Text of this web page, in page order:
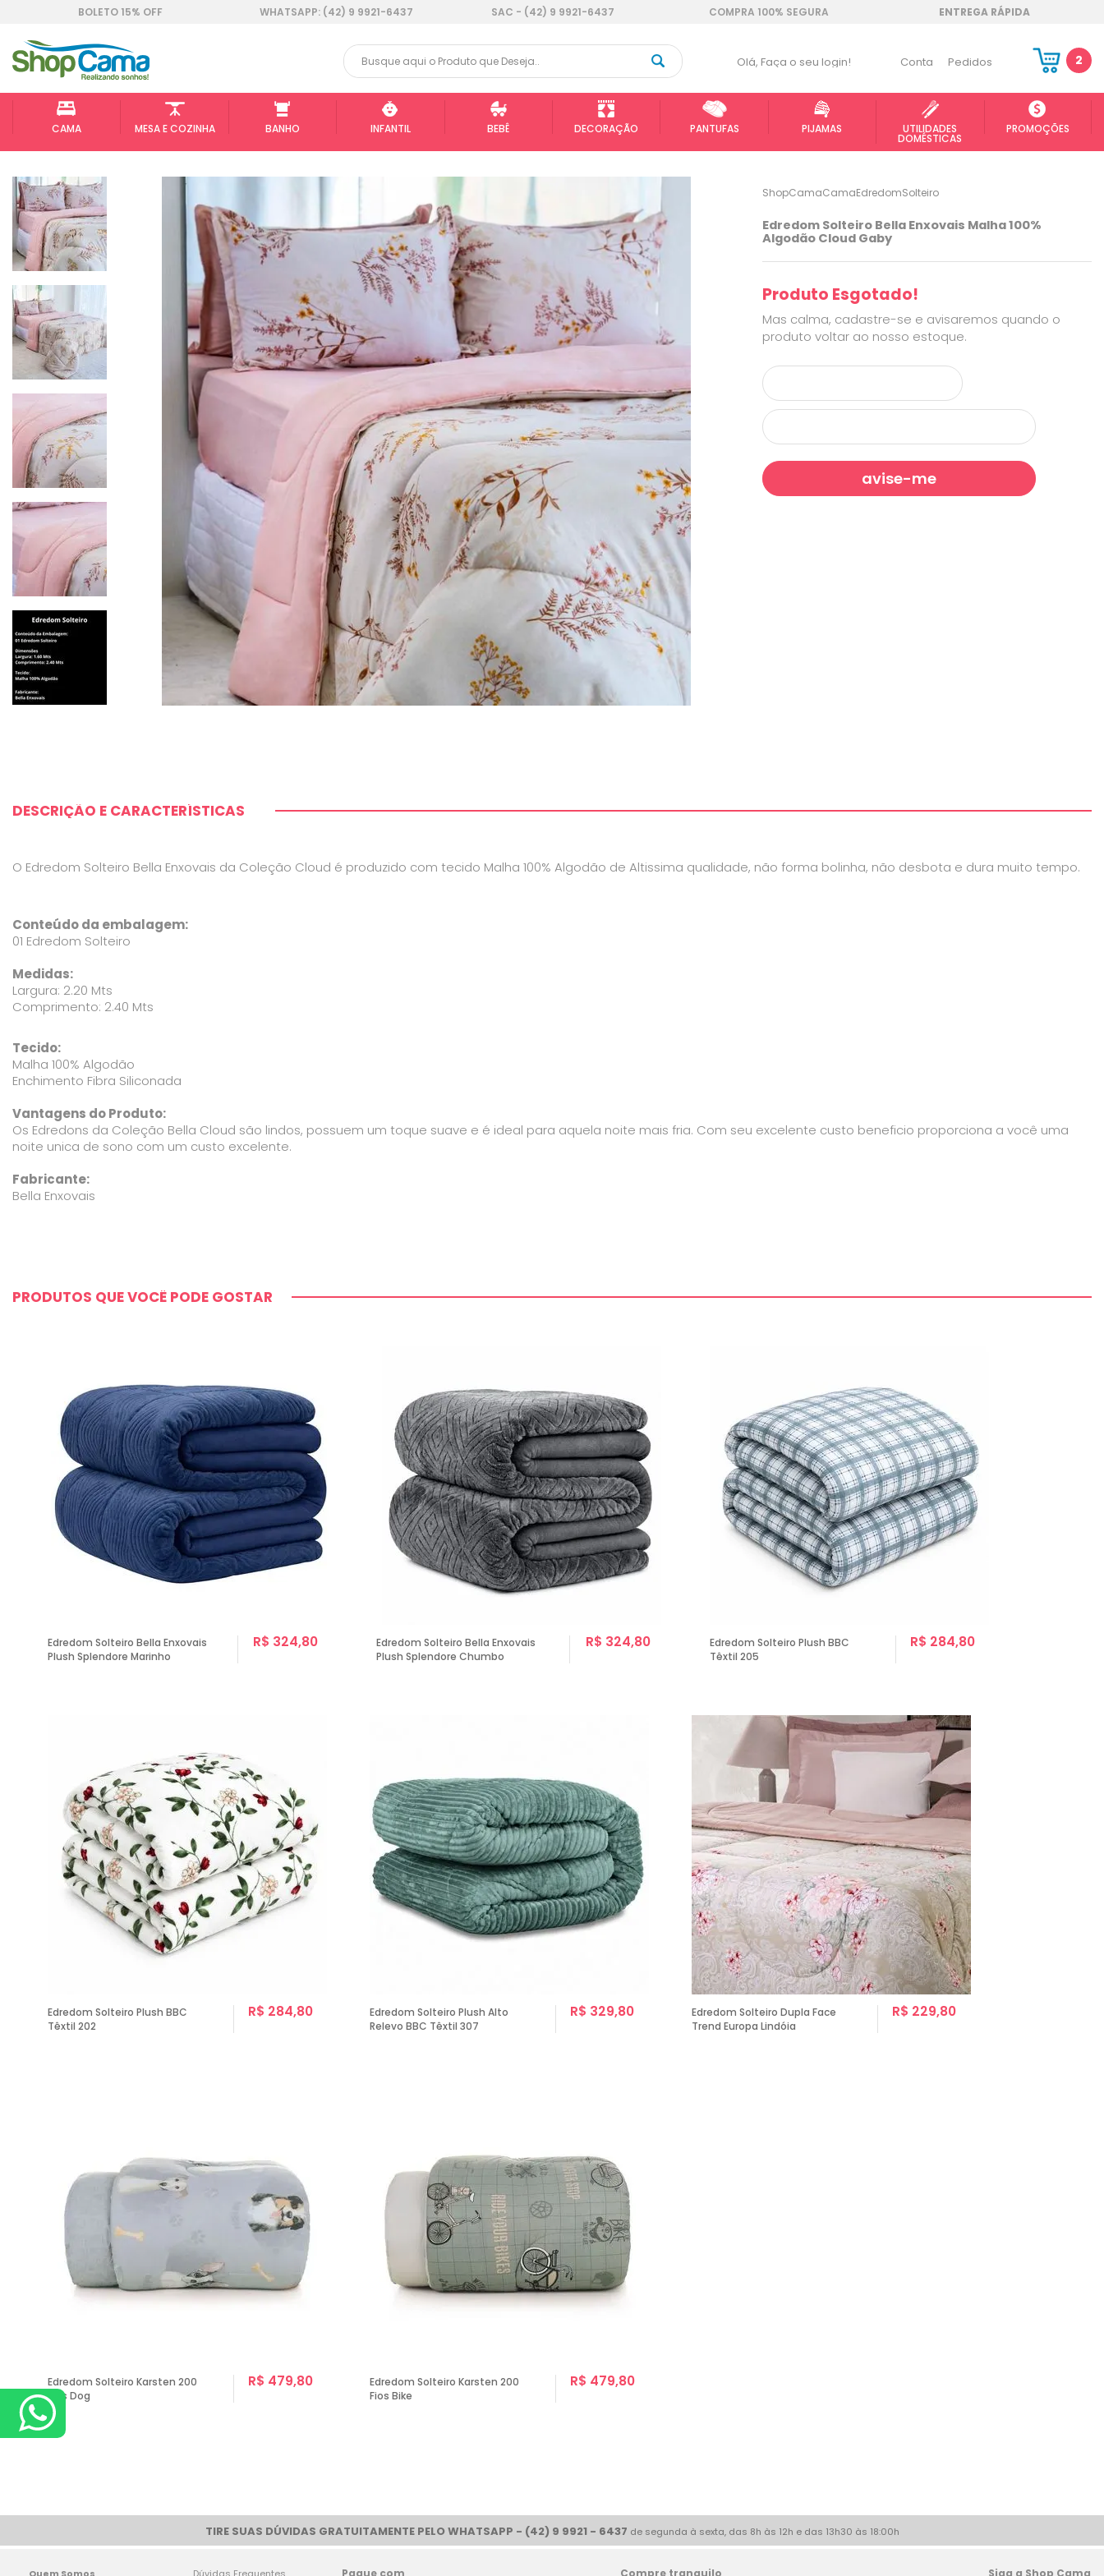
BOLETO 15% OFF WHATSAPP: (42) 9 9921-6437 SAC - (42) 9 9921-6437 COMPRA 100% SEGURA ENTREGA RÁPIDA
Olá, Faça o seu login! Conta Pedidos 2
CAMA MESA E COZINHA BANHO INFANTIL BEBÊ DECORAÇÃO PANTUFAS PIJAMAS UTILIDADES
DOMÉSTICAS
PROMOÇÕES
ShopCamaCamaEdredomSolteiro
Edredom Solteiro Bella Enxovais Malha 100%
Algodão Cloud Gaby
Produto Esgotado!
Mas calma, cadastre-se e avisaremos quando o
produto voltar ao nosso estoque.
DESCRIÇÃO E CARACTERÍSTICAS
O Edredom Solteiro Bella Enxovais da Coleção Cloud é produzido com tecido Malha 100% Algodão de Altissima qualidade, não forma bolinha, não desbota e dura muito tempo.
Conteúdo da embalagem:
01 Edredom Solteiro
Medidas:
Largura: 2.20 Mts
Comprimento: 2.40 Mts
Tecido:
Malha 100% Algodão
Enchimento Fibra Siliconada
Vantagens do Produto:
Os Edredons da Coleção Bella Cloud são lindos, possuem um toque suave e é ideal para aquela noite mais fria. Com seu excelente custo beneficio proporciona a você uma
noite unica de sono com um custo excelente.
Fabricante:
Bella Enxovais
PRODUTOS QUE VOCÊ PODE GOSTAR
Edredom Solteiro Bella Enxovais
Plush Splendore Marinho
R$ 324,80
Edredom Solteiro Bella Enxovais
Plush Splendore Chumbo
R$ 324,80
Edredom Solteiro Plush BBC
Têxtil 205
R$ 284,80
Edredom Solteiro Plush BBC
Têxtil 202
R$ 284,80
Edredom Solteiro Plush Alto
Relevo BBC Têxtil 307
R$ 329,80
Edredom Solteiro Dupla Face
Trend Europa Lindóia
R$ 229,80
Edredom Solteiro Karsten 200
Fios Dog
R$ 479,80
Edredom Solteiro Karsten 200
Fios Bike
R$ 479,80
TIRE SUAS DÚVIDAS GRATUITAMENTE PELO WHATSAPP - (42) 9 9921 - 6437 de segunda à sexta, das 8h às 12h e das 13h30 às 18:00h
Pague com Compre tranquilo Siga a Shop Cama